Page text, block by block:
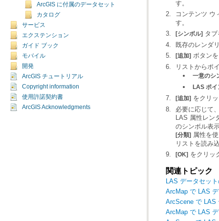
ArcGIS に付属のデータセット
カタログ
サービス
エクステンション
ガイド ブック
モバイル
開発
ArcGIS チュートリアル
Copyright information
使用許諾契約書
ArcGIS Acknowledgments
す。
コンテンツ ウ
す。
[シンボル]
タ
既存のレンダ
[追加] ボタン
リストからポ
一意のシ
LAS ポ
[追加] をクリ
必要に応じて
LAS 属性レ
のシンボル表
[分類]
属性を
リストを読み
[OK] をクリッ
関連トピック
LAS データセッ
ArcMap で LAS
ArcScene で LAS
ArcMap で LAS